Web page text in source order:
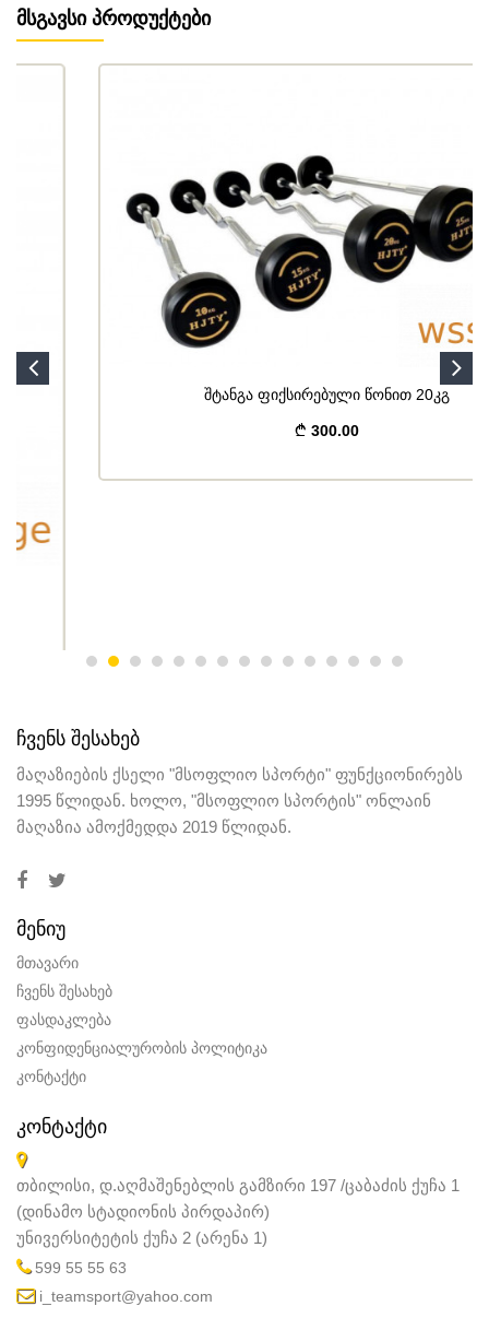
ᲛᲡᲒᲐᲕᲡᲘ ᲞᲠᲝᲓᲣᲥᲢᲔᲑᲘ
შტანგა ფიქსირებული წონით 20კგ
1995 წლიდან. ხოლო, "მსოფლიო სპორტის" ონლაინ
ᲛᲔᲜᲘᲣ
მთავარი
ფასდაკლება
კონფიდენციალურობის პოლიტიკა
კონტაქტი
ᲙᲝᲜᲢᲐᲥᲢᲘ
თბილისი, დ.აღმაშენებლის გამზირი 197 /ცაბაძის ქუჩა 1
(დინამო სტადიონის პირდაპირ)
599 55 55 63
© 2026 wss.ge. ყველა უფლება დაცულია.